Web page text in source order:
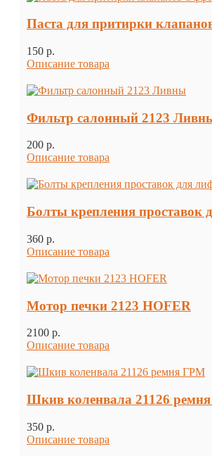
Паста для притирки
150 p.
Описание товара
Фильтр салонный 2123
200 p.
Описание товара
Болты крепления проставок
360 p.
Описание товара
Мотор печки 2123 HOFER
2100 p.
Описание товара
Шкив коленвала 21126
350 p.
Описание товара